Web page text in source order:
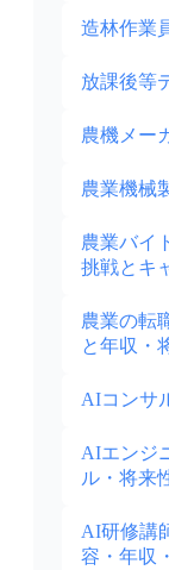
造林作業
放課後等
農機メー
農業機械
農業バイ
挑戦とキ
農業の転
と年収・
AIコンサ
AIエンジ
ル・将来
AI研修講
容・年収